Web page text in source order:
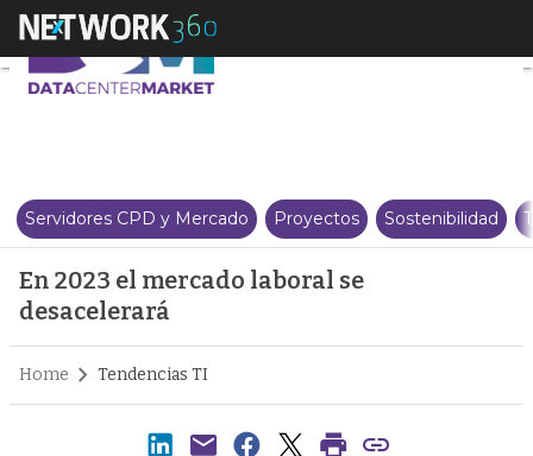
En 2023 el mercado laboral se
Servidores CPD y Mercado Proyectos Sostenibilidad
En 2023 el mercado laboral se
desacelerará
Home Tendencias TI